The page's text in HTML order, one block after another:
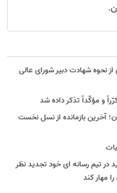
نحوه شهادت دبیر شورای عالی
و مؤکّداً تذکر داده شد
۱۰۰ ساله شورای نگهبان؛ آخرین بازمانده از نسل نخست
در تیم رسانه ای خود تجدید نظر
مهار کند